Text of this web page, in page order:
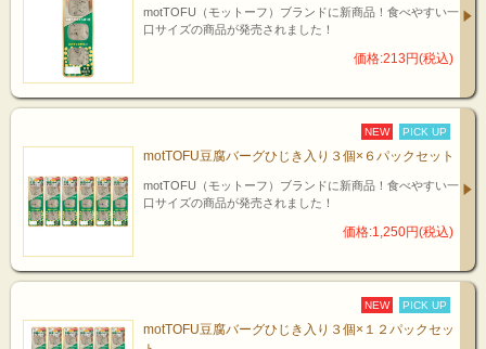
motTOFU（モットーフ）ブランドに新商品！食べやすい一
口サイズの商品が発売されました！
価格:213円(税込)
NEW PICK UP
motTOFU豆腐バーグひじき入り３個×６パックセット
motTOFU（モットーフ）ブランドに新商品！食べやすい一
口サイズの商品が発売されました！
価格:1,250円(税込)
NEW PICK UP
motTOFU豆腐バーグひじき入り３個×１２パックセッ